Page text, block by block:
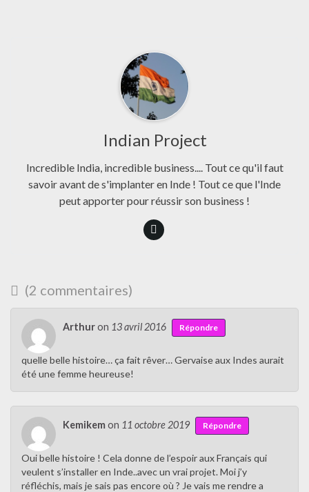
Indian Project
Incredible India, incredible business.... Tout ce qu'il faut
savoir avant de s'implanter en Inde ! Tout ce que l'Inde
peut apporter pour réussir son business !
(2 commentaires)
Arthuron 13 avril 2016 Répondre
quelle belle histoire… ça fait rêver… Gervaise aux Indes aurait
été une femme heureuse!
Kemikemon 11 octobre 2019 Répondre
Oui belle histoire ! Cela donne de l’espoir aux Français qui
veulent s’installer en Inde..avec un vrai projet. Moi j’y
réfléchis, mais je sais pas encore où ? Je vais me rendre a